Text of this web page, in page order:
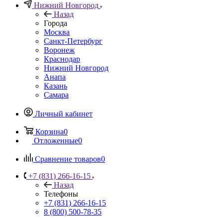
Нижний Новгород
Назад
Города
Москва
Санкт-Петербург
Воронеж
Краснодар
Нижний Новгород
Анапа
Казань
Самара
Личный кабинет
Корзина0
Отложенные0
Сравнение товаров0
+7 (831) 266-16-15
Назад
Телефоны
+7 (831) 266-16-15
8 (800) 500-78-35